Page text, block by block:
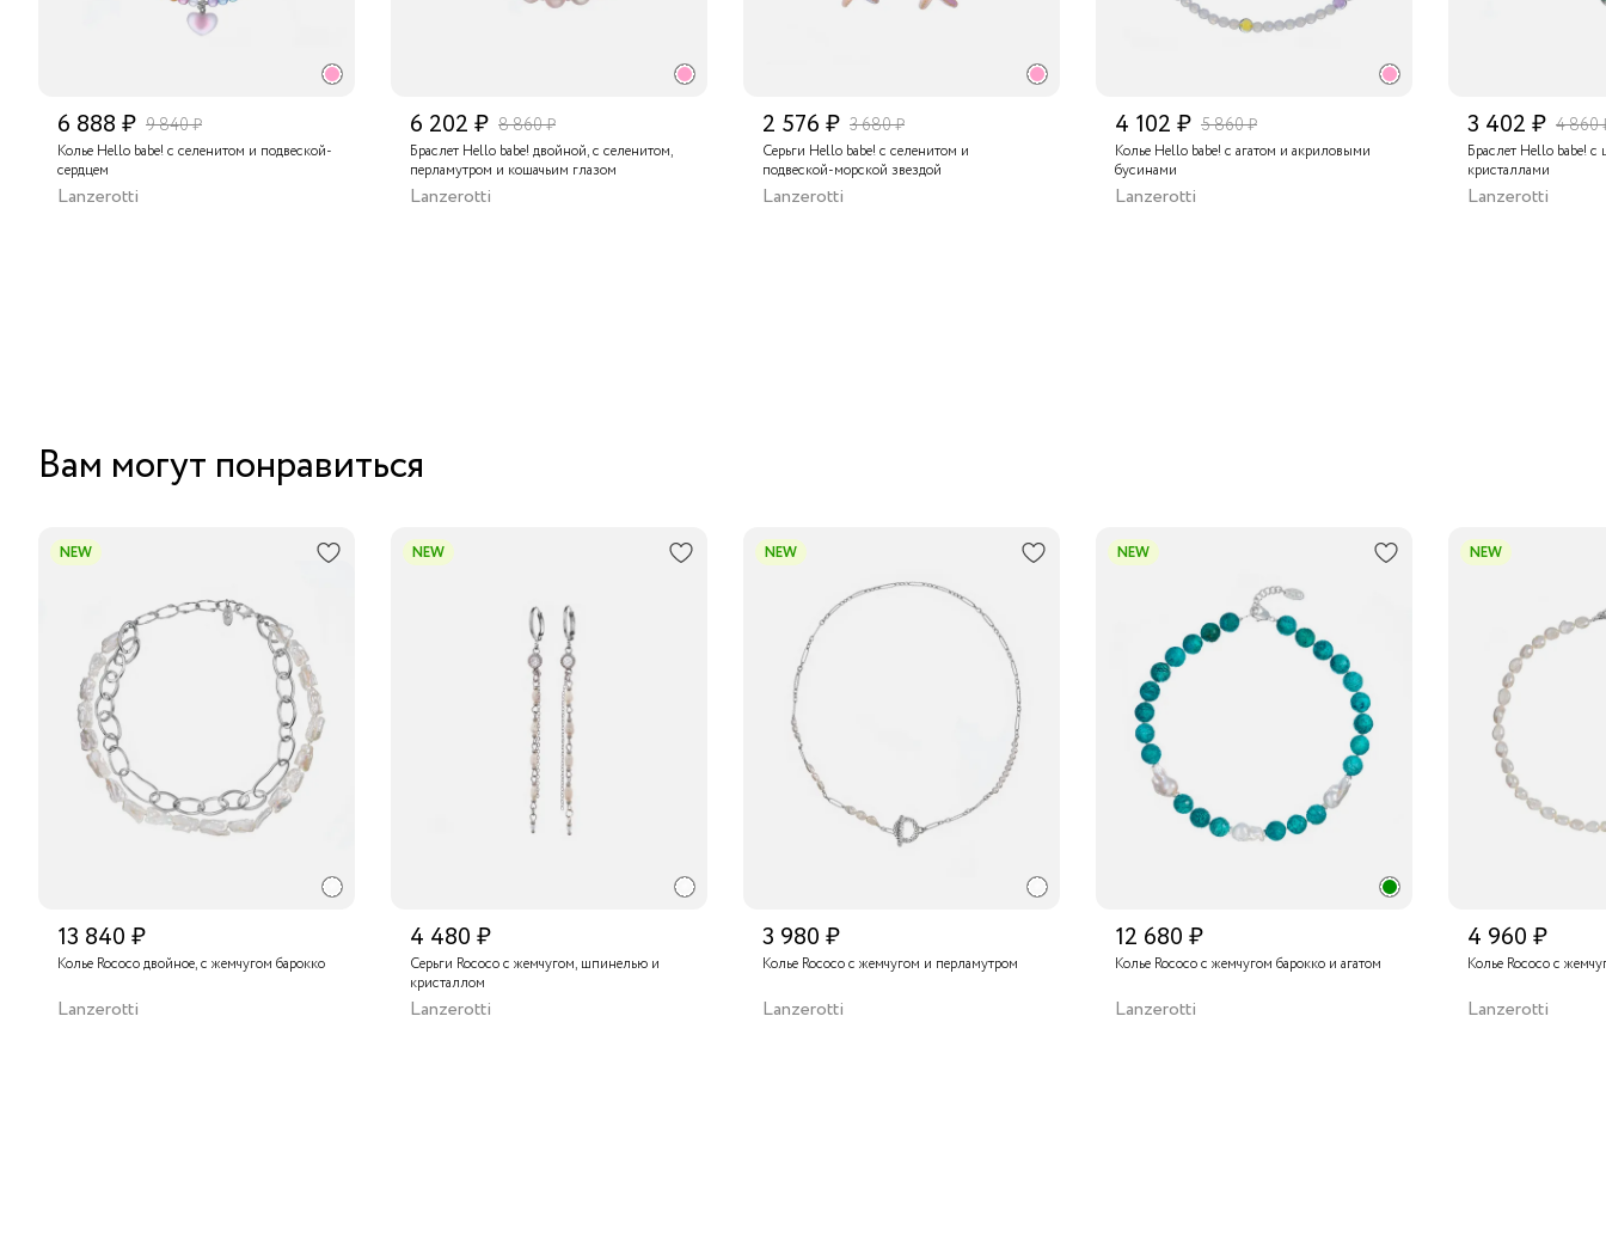
6 888 ₽ 9 840 ₽
Колье Hello babe! с селенитом и подвеской-
сердцем
Lanzerotti
6 202 ₽ 8 860 ₽
Браслет Hello babe! двойной, с селенитом,
перламутром и кошачьим глазом
Lanzerotti
2 576 ₽ 3 680 ₽
Серьги Hello babe! с селенитом и
подвеской-морской звездой
Lanzerotti
4 102 ₽ 5 860 ₽
Колье Hello babe! с агатом и акриловыми
бусинами
Lanzerotti
3 402 ₽ 4 860
Браслет Hello babe!
кристаллами
Lanzerotti
Вам могут понравиться
NEW
13 840 ₽
Колье Rococo двойное, с жемчугом барокко
Lanzerotti
NEW
4 480 ₽
Серьги Rococo с жемчугом, шпинелью и
кристаллом
Lanzerotti
NEW
3 980 ₽
Колье Rococo с жемчугом и перламутром
Lanzerotti
NEW
12 680 ₽
Колье Rococo с жемчугом барокко и агатом
Lanzerotti
NEW
4 960 ₽
Колье Rococo с
Lanzerotti